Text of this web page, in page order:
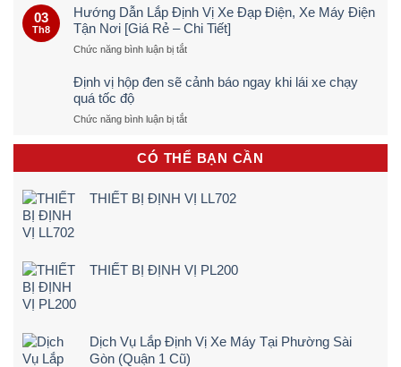
Dò
Định
Vị
Ô
Trực
Chính
100%
(Quy
5
Bước)
03
Th8
Hướng Dẫn Lắp Định Vị Xe Đạp Điện, Xe Máy Điện
Tận Nơi [Giá Rẻ – Chi Tiết]
Chức năng bình luận bị tắtở
Dẫn
Vị
Đạp
Điện,
Máy
Điện
Rẻ
–
Định vị hộp đen sẽ cảnh báo ngay khi lái xe chạy
quá tốc độ
Chức năng bình luận bị tắtở
vị
hộp
đen
cảnh
xe
CÓ THỂ BẠN CẦN
THIẾT BỊ ĐỊNH VỊ LL702
THIẾT BỊ ĐỊNH VỊ PL200
Dịch Vụ Lắp Định Vị Xe Máy Tại Phường Sài
Gòn (Quận 1 Cũ)